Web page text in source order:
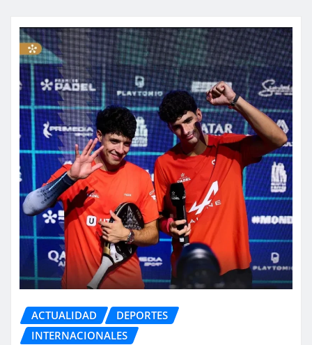
ACTUALIDAD
DEPORTES
INTERNACIONALES